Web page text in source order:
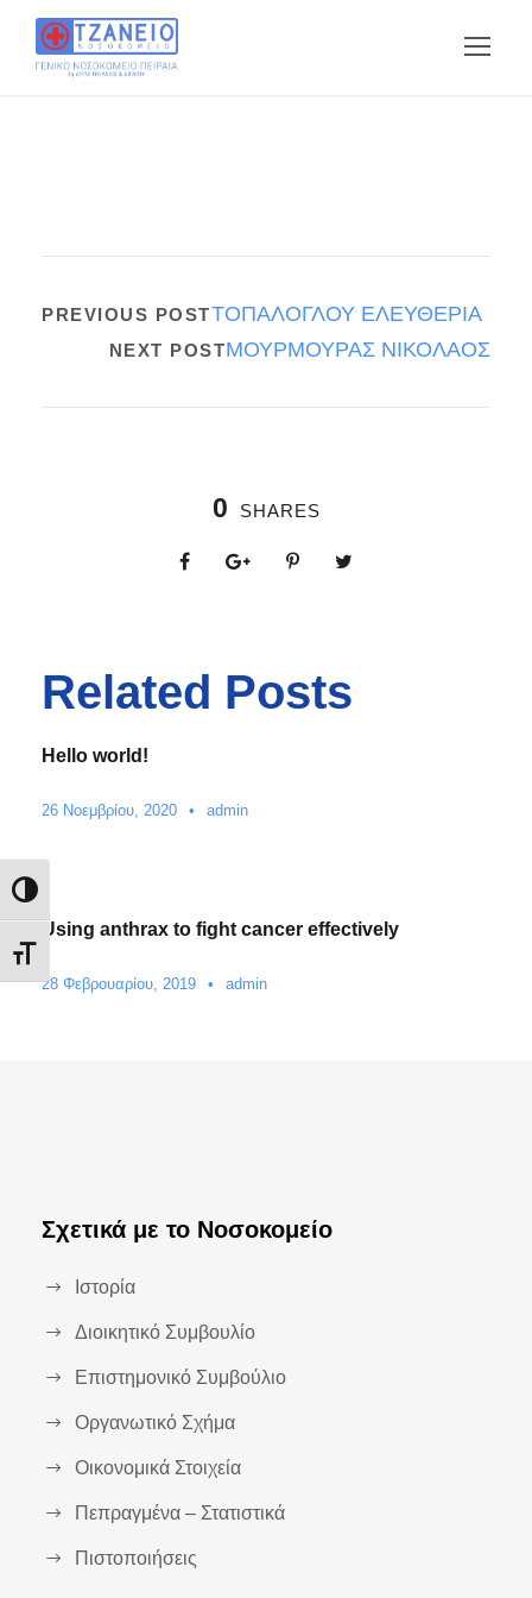
Εναλλαγή Υψηλής Αντίθεσης
Εναλλαγή Μεγέθους Γραμμάτων
PREVIOUS POSTΤΟΠΑΛΟΓΛΟΥ ΕΛΕΥΘΕΡΙΑ
NEXT POSTΜΟΥΡΜΟΥΡΑΣ ΝΙΚΟΛΑΟΣ
0 SHARES
Related Posts
Hello world!
26 Νοεμβρίου, 2020 • admin
Using anthrax to fight cancer effectively
28 Φεβρουαρίου, 2019 • admin
Σχετικά με το Νοσοκομείο
Ιστορία
Διοικητικό Συμβουλίο
Επιστημονικό Συμβούλιο
Οργανωτικό Σχήμα
Οικονομικά Στοιχεία
Πεπραγμένα – Στατιστικά
Πιστοποιήσεις